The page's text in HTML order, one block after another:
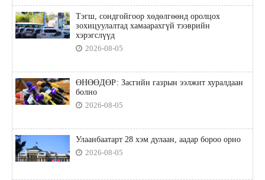
Тэгш, сондгойгоор хөдөлгөөнд оролцох
зохицуулалтад хамаарахгүй тээврийн
хэрэгслүүд
2026-08-05
ӨНӨӨДӨР: Засгийн газрын ээлжит хуралдаан
болно
2026-08-05
Улаанбаатарт 28 хэм дулаан, аадар бороо орно
2026-08-05